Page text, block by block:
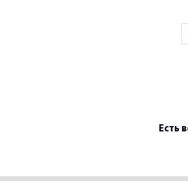
Есть